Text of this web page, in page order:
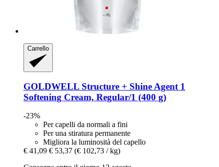
Carrello
GOLDWELL Structure + Shine Agent 1
Softening Cream, Regular/1 (400 g)
-23%
Per capelli da normali a fini
Per una stiratura permanente
Migliora la luminosità del capello
€ 41,09 € 53,37 (€ 102,73 / kg)